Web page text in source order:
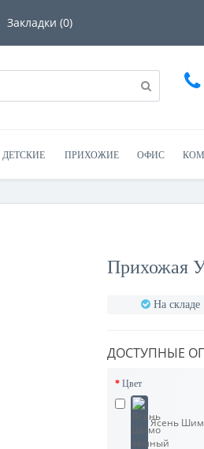
Закладки (0)
ДЕТСКИЕ ПРИХОЖИЕ ОФИС
Прихожая
На складе
ДОСТУПНЫЕ
Цвет
Ясень